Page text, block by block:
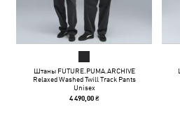
Штаны FUTURE.PUMA.ARCHIVE
Relaxed Washed Twill Track Pants
Unisex
4 490,00 ₴